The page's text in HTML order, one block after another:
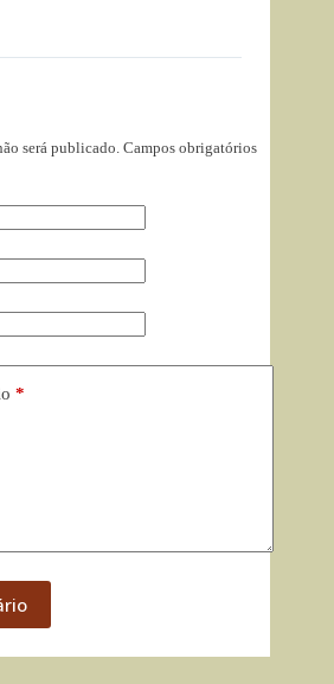
será publicado. Campos obrigatórios
*